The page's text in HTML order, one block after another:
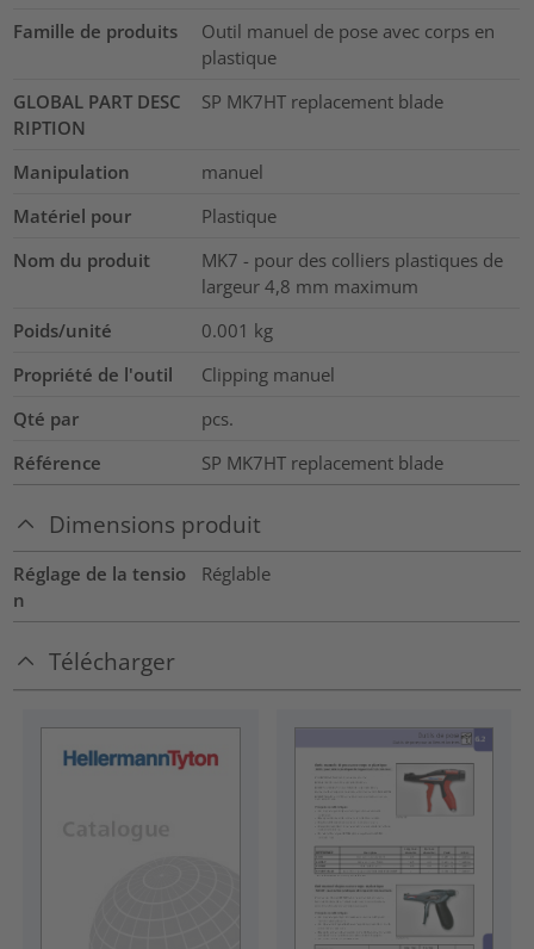
Famille de produits
Outil manuel de pose avec corps en
plastique
GLOBAL PART DESC
RIPTION
SP MK7HT replacement blade
Manipulation
manuel
Matériel pour
Plastique
Nom du produit
MK7 - pour des colliers plastiques de
largeur 4,8 mm maximum
Poids/unité
0.001 kg
Propriété de l'outil
Clipping manuel
Qté par
pcs.
Référence
SP MK7HT replacement blade
Dimensions produit
Réglage de la tensio
n
Réglable
Télécharger